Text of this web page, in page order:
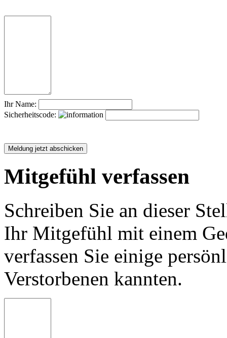
Ihr Name:
Sicherheitscode:
Mitgefühl verfassen
Schreiben Sie an dieser
Ihr Mitgefühl mit einem
verfassen Sie einige
Verstorbenen kannten.